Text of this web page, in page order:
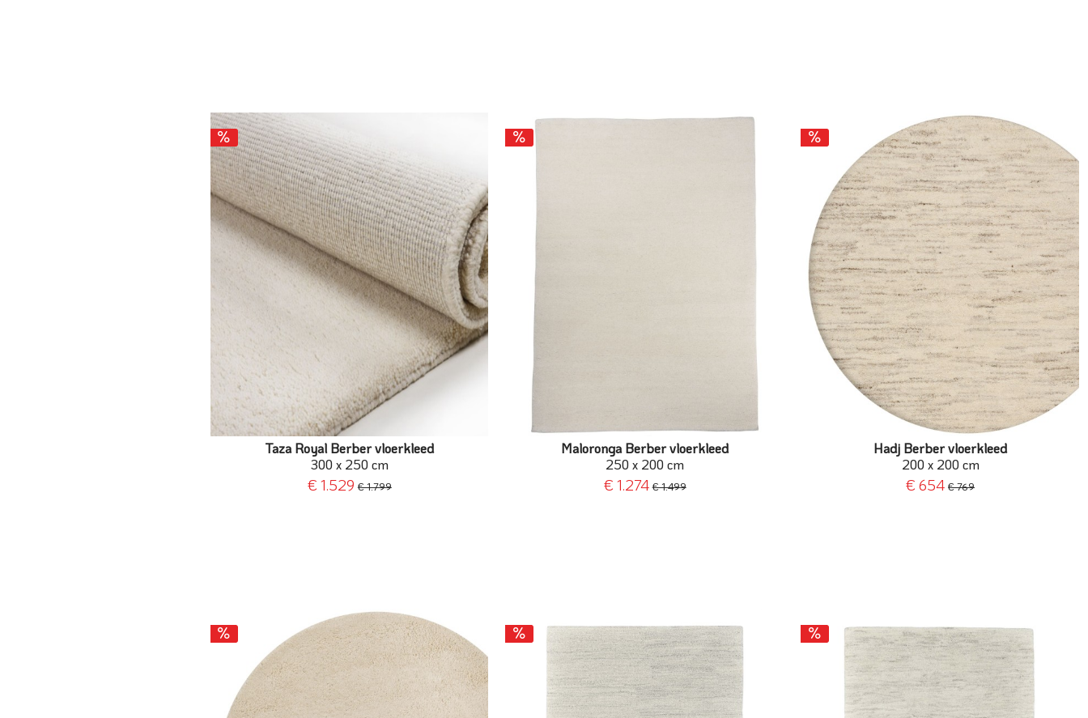
Taza Royal Berber vloerkleed
300 x 250 cm
€ 1.529 € 1.799
Maloronga Berber vloerkleed
250 x 200 cm
€ 1.274 € 1.499
Hadj Berber vloerkleed
200 x 200 cm
€ 654 € 769